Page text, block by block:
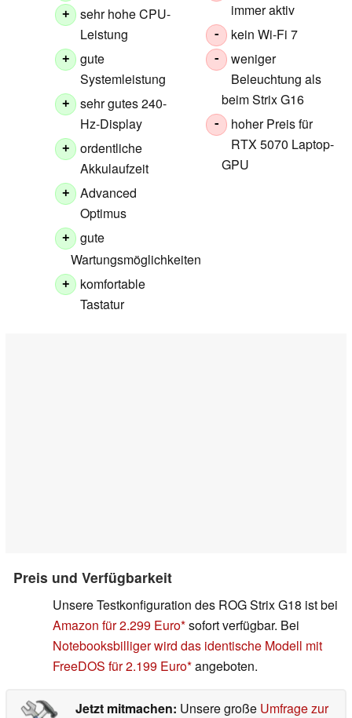
+
sehr hohe CPU-
Leistung
+
gute
Systemleistung
+
sehr gutes 240-
Hz-Display
+
ordentliche
Akkulaufzeit
+
Advanced
Optimus
+
gute
Wartungsmöglichkeiten
+
komfortable
Tastatur
immer aktiv
- kein Wi-Fi 7
-
weniger
Beleuchtung als
beim Strix G16
-
hoher Preis für
RTX 5070 Laptop-
GPU
Preis und Verfügbarkeit
Unsere Testkonfiguration des ROG Strix G18 ist bei
Amazon für 2.299 Euro sofort verfügbar. Bei
Notebooksbilliger wird das identische Modell mit
FreeDOS für 2.199 Euro angeboten.
Jetzt mitmachen: Unsere große Umfrage zur